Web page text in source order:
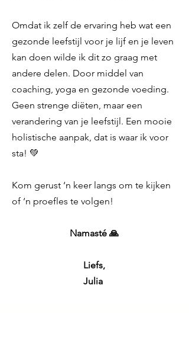
Omdat ik zelf de ervaring heb wat een
gezonde leefstijl voor je lijf en je leven
kan doen wilde ik dit zo graag met
andere delen. Door middel van
coaching, yoga en gezonde voeding.
Geen strenge diëten, maar een
verandering van je leefstijl. Een mooie
holistische aanpak, dat is waar ik voor
sta! 💚
Kom gerust ‘n keer langs om te kijken
of ‘n proefles te volgen!
Namasté 🙏
Liefs,
Julia